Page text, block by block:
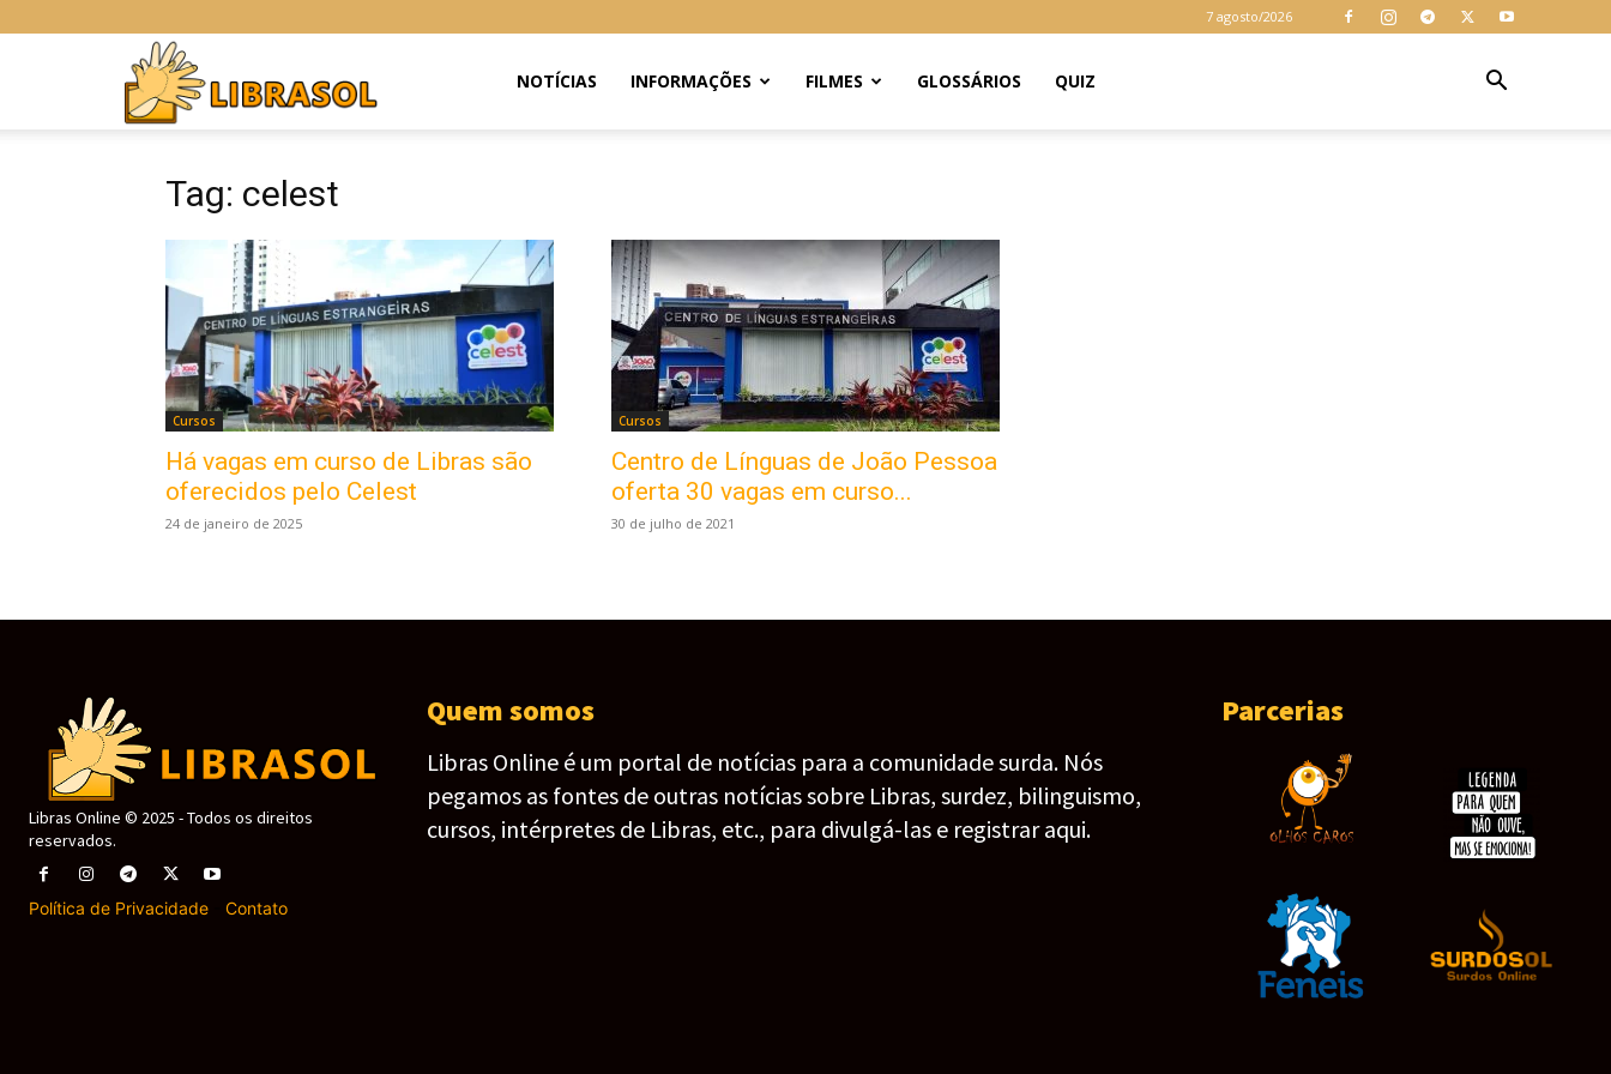
7 agosto/2026
NOTÍCIAS INFORMAÇÕES FILMES GLOSSÁRIOS QUIZ
Tag: celest
Cursos
Há vagas em curso de Libras são
oferecidos pelo Celest
24 de janeiro de 2025
Cursos
Centro de Línguas de João Pessoa
oferta 30 vagas em curso...
30 de julho de 2021
cookies para
garantir que
Libras Online © 2025 - Todos os direitos
reservados.
Política de Privacidade Contato
Quem somos
Libras Online é um portal de notícias para a comunidade surda. Nós
pegamos as fontes de outras notícias sobre Libras, surdez, bilinguismo,
cursos, intérpretes de Libras, etc., para divulgá-las e registrar aqui.
Parcerias